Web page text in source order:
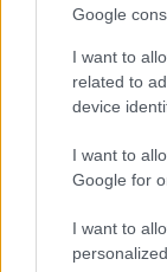
Google
I want to
related to
device
I want to
Google for
I want to
SMS de la
Un canadiense